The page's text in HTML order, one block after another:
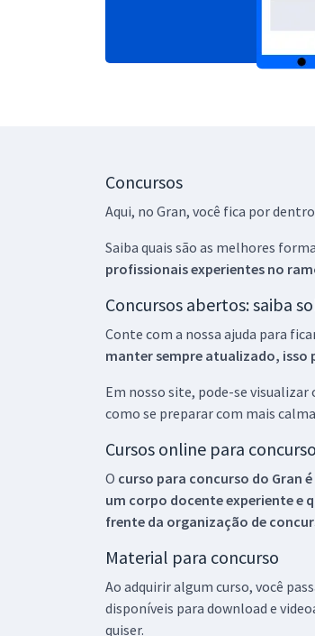
Concursos
Aqui, no Gran, você fica por
Saiba quais são as melhores
profissionais experientes no
Concursos abertos: saiba
Conte com a nossa ajuda para
manter sempre atualizado, isso
Em nosso site, pode-se
como se preparar com mais
Cursos online para
O curso para concurso do Gran
um corpo docente experiente e
frente da organização de
Material para concurso
Ao adquirir algum curso, você
disponíveis para download e
quiser.